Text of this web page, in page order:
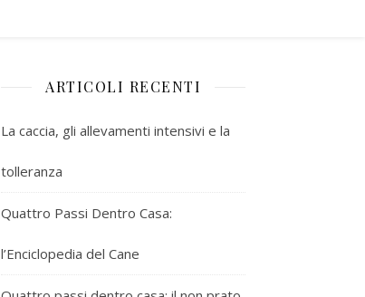
ARTICOLI RECENTI
La caccia, gli allevamenti intensivi e la
tolleranza
Quattro Passi Dentro Casa:
l’Enciclopedia del Cane